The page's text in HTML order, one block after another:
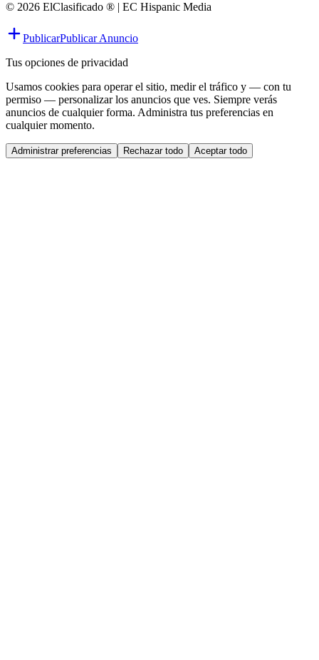
© 2026 ElClasificado ® | EC Hispanic Media
PublicarPublicar Anuncio
Tus opciones de privacidad
Usamos cookies para operar el sitio, medir el tráfico y — con tu
permiso — personalizar los anuncios que ves. Siempre verás
anuncios de cualquier forma. Administra tus preferencias en
cualquier momento.
Administrar preferencias Rechazar todo Aceptar todo